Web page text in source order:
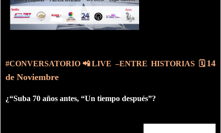
#CONVERSATORIO📲LIVE –ENTRE HISTORIAS 🗓 14
de Noviembre
¿“Suba 70 años antes, “Un tiempo después”?